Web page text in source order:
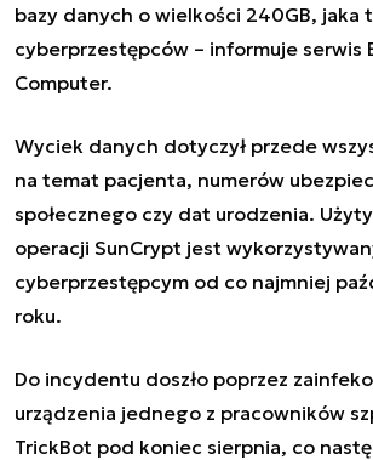
bazy danych o wielkości 240GB, jaka
cyberprzestępców – informuje serwis
Computer.
Wyciek danych dotyczył przede
na temat pacjenta, numerów
społecznego czy dat urodzenia.
operacji SunCrypt jest
cyberprzestępcym od co najmniej
roku.
Do incydentu doszło poprzez
urządzenia jednego z pracowników
TrickBot pod koniec sierpnia, co